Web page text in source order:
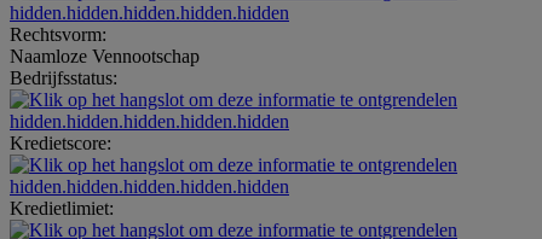
hidden.hidden.hidden.hidden.hidden
Rechtsvorm:
Naamloze Vennootschap
Bedrijfsstatus:
hidden.hidden.hidden.hidden.hidden
Kredietscore:
hidden.hidden.hidden.hidden.hidden
Kredietlimiet: